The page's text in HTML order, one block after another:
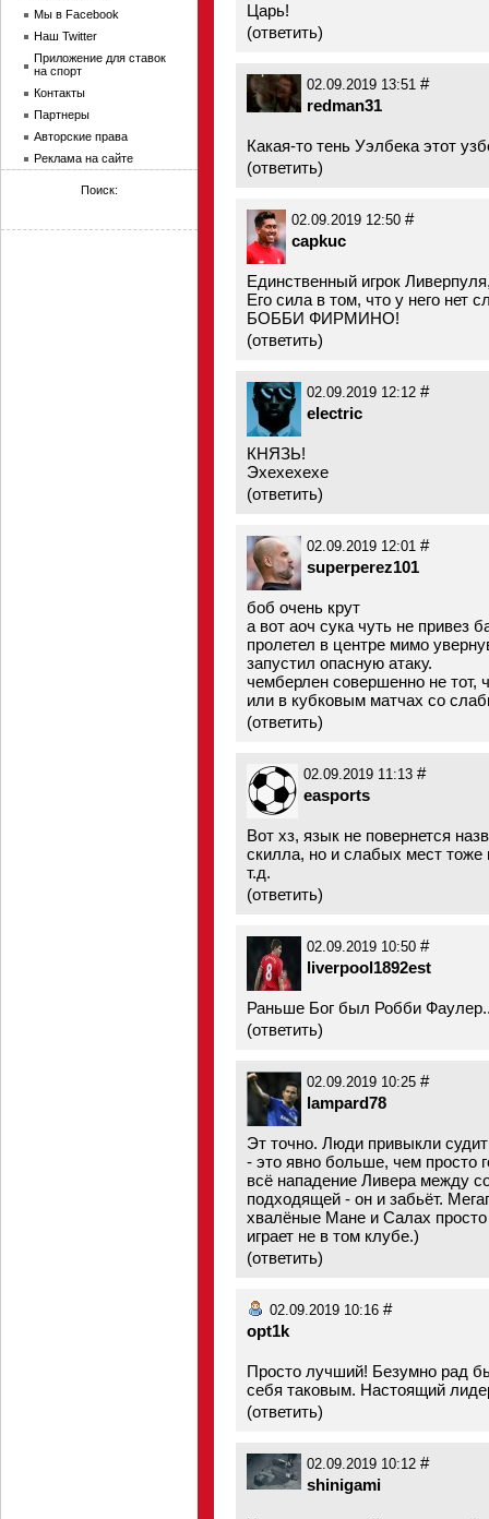
Царь!
(ответить)
02.09.2019 13:51 #
redman31
Какая-то тень Уэлбека этот
(ответить)
02.09.2019 12:50 #
capkuc
Единственный игрок
Его сила в том, что у него нет
БОББИ ФИРМИНО!
(ответить)
02.09.2019 12:12 #
electric
КНЯЗЬ!
Эхехехехе
(ответить)
02.09.2019 12:01 #
superperez101
боб очень крут
а вот аоч сука чуть не привез
пролетел в центре мимо
запустил опасную атаку.
чемберлен совершенно не тот,
или в кубковым матчах со
(ответить)
02.09.2019 11:13 #
easports
Вот хз, язык не повернется
скилла, но и слабых мест тоже
т.д.
(ответить)
02.09.2019 10:50 #
liverpool1892est
Раньше Бог был Робби
(ответить)
02.09.2019 10:25 #
lampard78
Эт точно. Люди привыкли
- это явно больше, чем просто
всё нападение Ливера между
подходящей - он и забьёт.
хвалёные Мане и Салах
играет не в том клубе.)
(ответить)
02.09.2019 10:16 #
opt1k
Просто лучший! Безумно рад
себя таковым. Настоящий
(ответить)
02.09.2019 10:12 #
shinigami
Мы в Facebook
Наш Twitter
Приложение для ставок
на спорт
Контакты
Партнеры
Авторские права
Реклама на сайте
Поиск: